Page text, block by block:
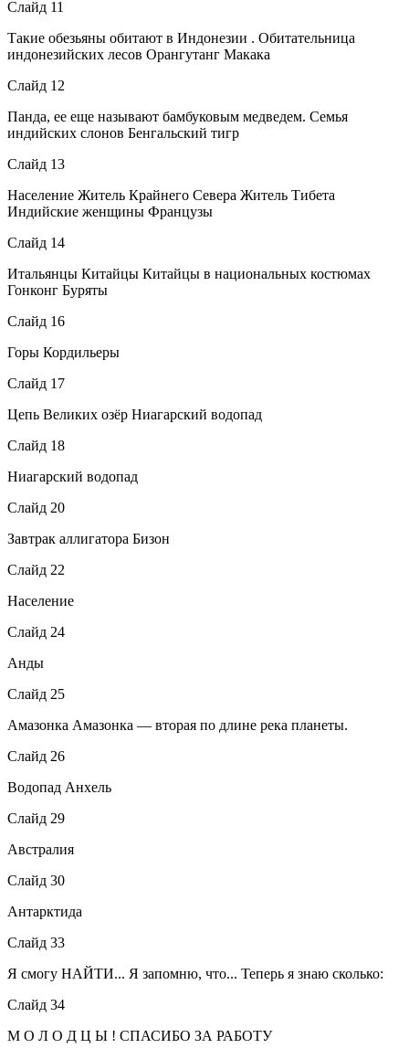
Слайд 11
Такие обезьяны обитают в Индонезии . Обитательница
индонезийских лесов Орангутанг Макака
Слайд 12
Панда, ее еще называют бамбуковым медведем. Семья
индийских слонов Бенгальский тигр
Слайд 13
Население Житель Крайнего Севера Житель Тибета
Индийские женщины Французы
Слайд 14
Итальянцы Китайцы Китайцы в национальных костюмах
Гонконг Буряты
Слайд 16
Горы Кордильеры
Слайд 17
Цепь Великих озёр Ниагарский водопад
Слайд 18
Ниагарский водопад
Слайд 20
Завтрак аллигатора Бизон
Слайд 22
Население
Слайд 24
Анды
Слайд 25
Амазонка Амазонка — вторая по длине река планеты.
Слайд 26
Водопад Анхель
Слайд 29
Австралия
Слайд 30
Антарктида
Слайд 33
Я смогу НАЙТИ... Я запомню, что... Теперь я знаю сколько:
Слайд 34
М О Л О Д Ц Ы ! СПАСИБО ЗА РАБОТУ